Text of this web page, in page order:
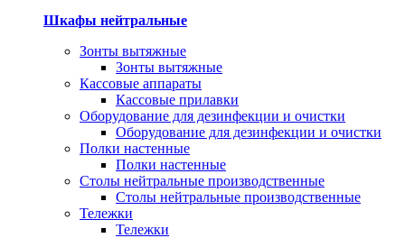
Шкафы нейтральные
Зонты вытяжные
Зонты вытяжные
Кассовые аппараты
Кассовые прилавки
Оборудование для дезинфекции и очистки
Оборудование для дезинфекции и очистки
Полки настенные
Полки настенные
Столы нейтральные производственные
Столы нейтральные производственные
Тележки
Тележки